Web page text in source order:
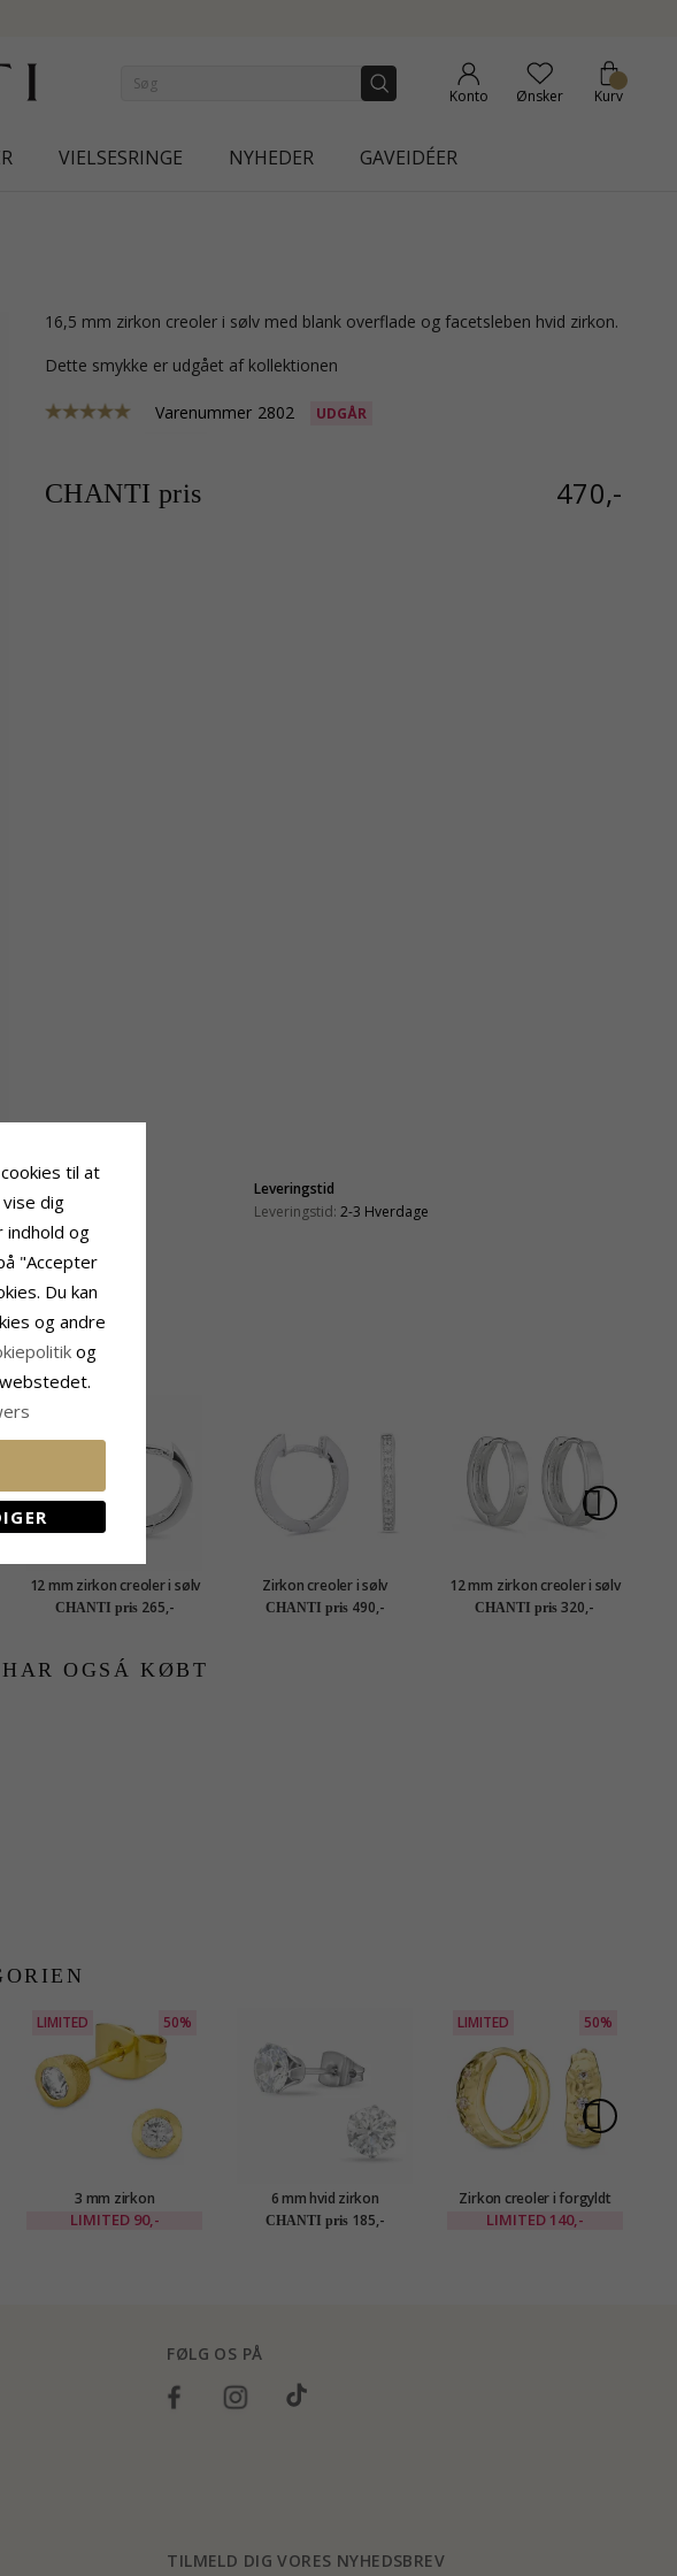
Konto Ønsker Kurv
VIELSESRINGE NYHEDER GAVEIDÉER
16,5 mm zirkon creoler i sølv med blank overflade og facetsleben hvid zirkon.
Dette smykke er udgået af kollektionen
Varenummer 2802 UDGÅR
CHANTI pris 470,-
mm
Leveringstid
Leveringstid: 2-3 Hverdage
12 mm zirkon creoler i sølv
CHANTI pris 265,-
Zirkon creoler i sølv
CHANTI pris 490,-
12 mm zirkon creoler i sølv
CHANTI pris 320,-
OGSÁ KØBT
LIMITED 50%
3 mm zirkon
solitaireørestikker i
LIMITED 90,-
6 mm hvid zirkon
ørestikker i titanium
CHANTI pris 185,-
LIMITED 50%
Zirkon creoler i forgyldt
messing - Eliné
LIMITED 140,-
FØLG OS PÅ
TILMELD DIG VORES NYHEDSBREV
til at
dig
indhold og
"Accepter
Du kan
og andre
og